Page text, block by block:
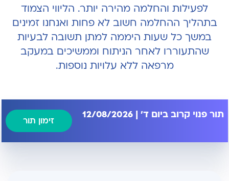
לפעילות והחלמה מהירה יותר. הליווי הצמוד
בתהליך ההחלמה חשוב לא פחות ואנחנו זמינים
במשך כל שעות היממה למתן תשובה לבעיות
שהתעוררו לאחר הניתוח וממשיכים במעקב
מרפאה ללא עלויות נוספות.
תור פנוי קרוב ביום ד' | 12/08/2026
זימון תור